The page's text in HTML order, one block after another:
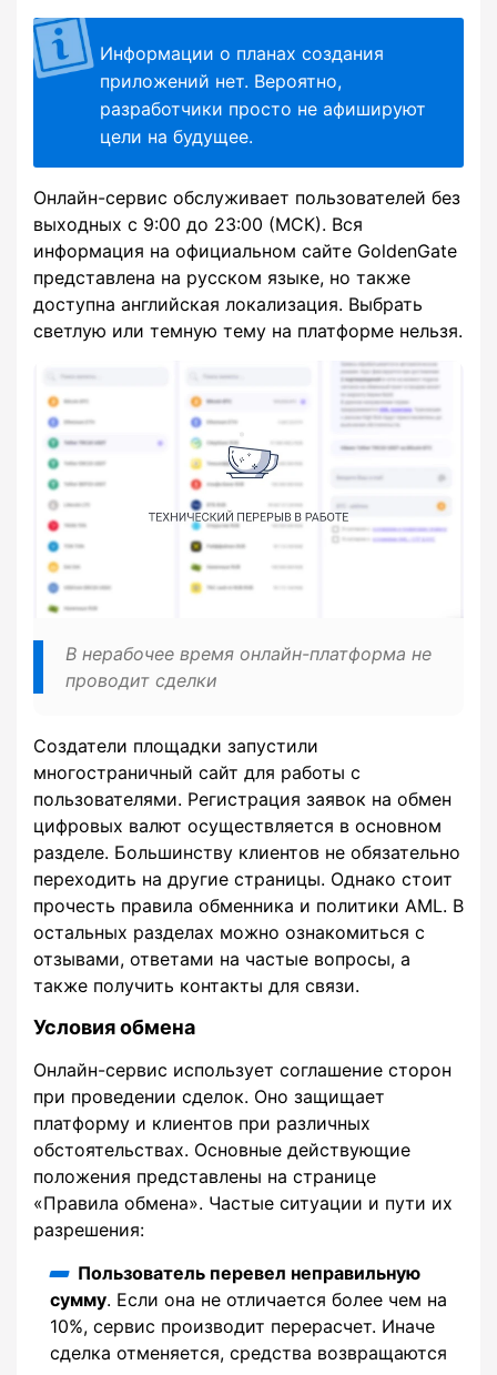
Информации о планах создания
приложений нет. Вероятно,
разработчики просто не афишируют
цели на будущее.
Онлайн-сервис обслуживает пользователей без
выходных с 9:00 до 23:00 (МСК). Вся
информация на официальном сайте GoldenGate
представлена на русском языке, но также
доступна английская локализация. Выбрать
светлую или темную тему на платформе нельзя.
В нерабочее время онлайн-платформа не
проводит сделки
Создатели площадки запустили
многостраничный сайт для работы с
пользователями. Регистрация заявок на обмен
цифровых валют осуществляется в основном
разделе. Большинству клиентов не обязательно
переходить на другие страницы. Однако стоит
прочесть правила обменника и политики AML. В
остальных разделах можно ознакомиться с
отзывами, ответами на частые вопросы, а
также получить контакты для связи.
Условия обмена
Онлайн-сервис использует соглашение сторон
при проведении сделок. Оно защищает
платформу и клиентов при различных
обстоятельствах. Основные действующие
положения представлены на странице
«Правила обмена». Частые ситуации и пути их
разрешения:
Пользователь перевел неправильную
сумму. Если она не отличается более чем на
10%, сервис производит перерасчет. Иначе
сделка отменяется, средства возвращаются